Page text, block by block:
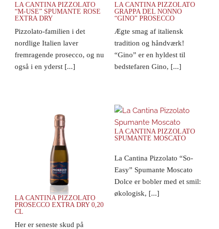
LA CANTINA PIZZOLATO
“M-USE” SPUMANTE ROSE
EXTRA DRY
Pizzolato-familien i det
nordlige Italien laver
fremragende prosecco, og nu
også i en yderst [...]
LA CANTINA PIZZOLATO
GRAPPA DEL NONNO
“GINO” PROSECCO
Ægte smag af italiensk
tradition og håndværk!
“Gino” er en hyldest til
bedstefaren Gino, [...]
LA CANTINA PIZZOLATO
PROSECCO EXTRA DRY 0,20
CL
Her er seneste skud på
LA CANTINA PIZZOLATO
SPUMANTE MOSCATO
La Cantina Pizzolato “So-
Easy” Spumante Moscato
Dolce er bobler med et smil:
økologisk, [...]